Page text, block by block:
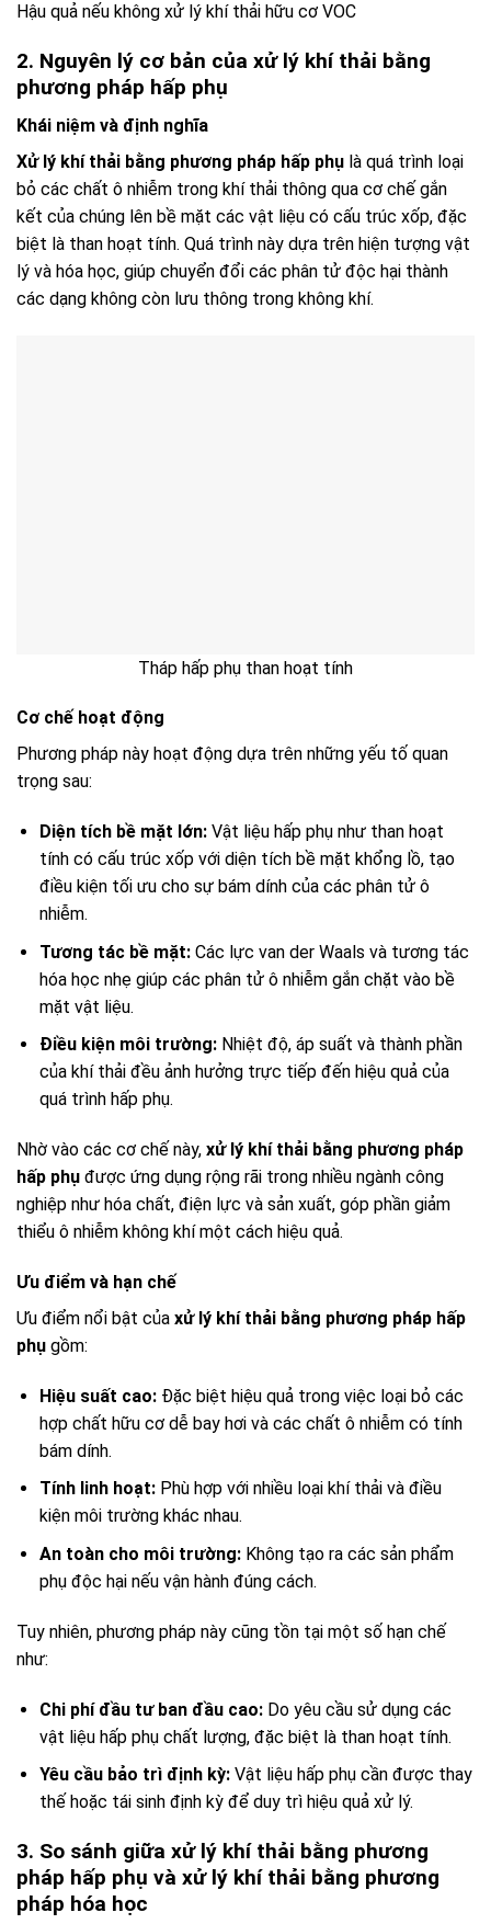
Hậu quả nếu không xử lý khí thải hữu cơ VOC
2. Nguyên lý cơ bản của xử lý khí thải bằng
phương pháp hấp phụ
Khái niệm và định nghĩa
Xử lý khí thải bằng phương pháp hấp phụ là quá trình loại
bỏ các chất ô nhiễm trong khí thải thông qua cơ chế gắn
kết của chúng lên bề mặt các vật liệu có cấu trúc xốp, đặc
biệt là than hoạt tính. Quá trình này dựa trên hiện tượng vật
lý và hóa học, giúp chuyển đổi các phân tử độc hại thành
các dạng không còn lưu thông trong không khí.
Tháp hấp phụ than hoạt tính
Cơ chế hoạt động
Phương pháp này hoạt động dựa trên những yếu tố quan
trọng sau:
Diện tích bề mặt lớn:Vật liệu hấp phụ như than hoạt
tính có cấu trúc xốp với diện tích bề mặt khổng lồ, tạo
điều kiện tối ưu cho sự bám dính của các phân tử ô
nhiễm.
Tương tác bề mặt:Các lực van der Waals và tương tác
hóa học nhẹ giúp các phân tử ô nhiễm gắn chặt vào bề
mặt vật liệu.
Điều kiện môi trường:Nhiệt độ, áp suất và thành phần
của khí thải đều ảnh hưởng trực tiếp đến hiệu quả của
quá trình hấp phụ.
Nhờ vào các cơ chế này, xử lý khí thải bằng phương pháp
hấp phụ được ứng dụng rộng rãi trong nhiều ngành công
nghiệp như hóa chất, điện lực và sản xuất, góp phần giảm
thiểu ô nhiễm không khí một cách hiệu quả.
Ưu điểm và hạn chế
Ưu điểm nổi bật của xử lý khí thải bằng phương pháp hấp
phụ gồm:
Hiệu suất cao:Đặc biệt hiệu quả trong việc loại bỏ các
hợp chất hữu cơ dễ bay hơi và các chất ô nhiễm có tính
bám dính.
Tính linh hoạt:Phù hợp với nhiều loại khí thải và điều
kiện môi trường khác nhau.
An toàn cho môi trường:Không tạo ra các sản phẩm
phụ độc hại nếu vận hành đúng cách.
Tuy nhiên, phương pháp này cũng tồn tại một số hạn chế
như:
Chi phí đầu tư ban đầu cao:Do yêu cầu sử dụng các
vật liệu hấp phụ chất lượng, đặc biệt là than hoạt tính.
Yêu cầu bảo trì định kỳ:Vật liệu hấp phụ cần được thay
thế hoặc tái sinh định kỳ để duy trì hiệu quả xử lý.
3. So sánh giữa xử lý khí thải bằng phương
pháp hấp phụ và xử lý khí thải bằng phương
pháp hóa học